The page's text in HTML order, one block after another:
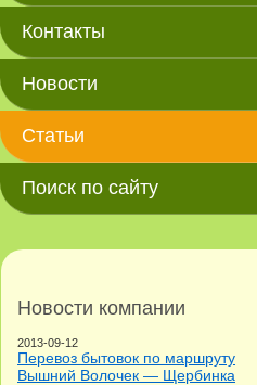
Контакты
Новости
Статьи
Поиск по сайту
Новости компании
2013-09-12
Перевоз бытовок по маршруту
Вышний Волочек — Щербинка